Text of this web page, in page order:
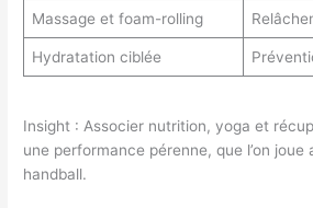
Massage et foam-rolling
Hydratation ciblée
Insight : Associer nutrition, yoga et
une performance pérenne, que l’on joue
handball.